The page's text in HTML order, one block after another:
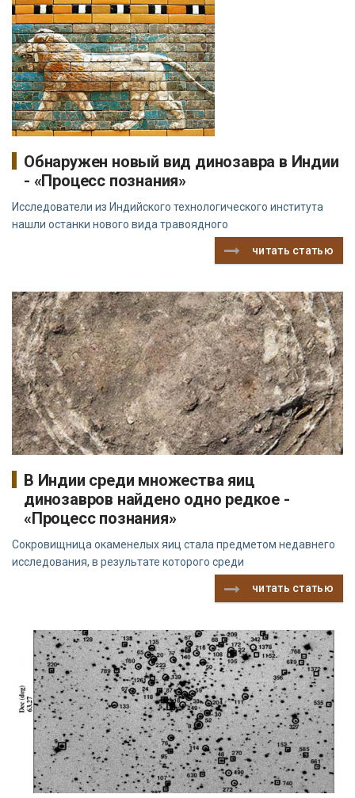
Обнаружен новый вид динозавра в Индии
- «Процесс познания»
Исследователи из Индийского технологического института
нашли останки нового вида травоядного
читать статью
В Индии среди множества яиц
динозавров найдено одно редкое -
«Процесс познания»
Сокровищница окаменелых яиц стала предметом недавнего
исследования, в результате которого среди
читать статью